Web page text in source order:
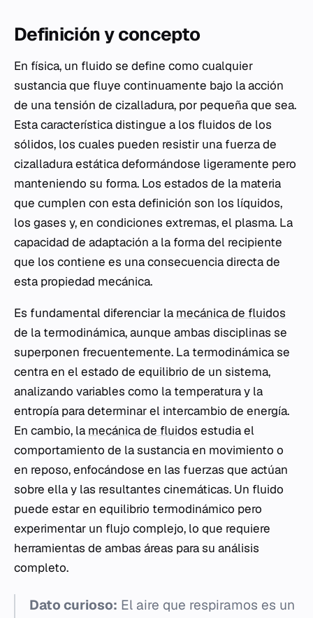
Definición y concepto
En física, un fluido se define como cualquier
sustancia que fluye continuamente bajo la acción
de una tensión de cizalladura, por pequeña que sea.
Esta característica distingue a los fluidos de los
sólidos, los cuales pueden resistir una fuerza de
cizalladura estática deformándose ligeramente pero
manteniendo su forma. Los estados de la materia
que cumplen con esta definición son los líquidos,
los gases y, en condiciones extremas, el plasma. La
capacidad de adaptación a la forma del recipiente
que los contiene es una consecuencia directa de
esta propiedad mecánica.
Es fundamental diferenciar la mecánica de fluidos
de la termodinámica, aunque ambas disciplinas se
superponen frecuentemente. La termodinámica se
centra en el estado de equilibrio de un sistema,
analizando variables como la temperatura y la
entropía para determinar el intercambio de energía.
En cambio, la mecánica de fluidos estudia el
comportamiento de la sustancia en movimiento o
en reposo, enfocándose en las fuerzas que actúan
sobre ella y las resultantes cinemáticas. Un fluido
puede estar en equilibrio termodinámico pero
experimentar un flujo complejo, lo que requiere
herramientas de ambas áreas para su análisis
completo.
Dato curioso: El aire que respiramos es un